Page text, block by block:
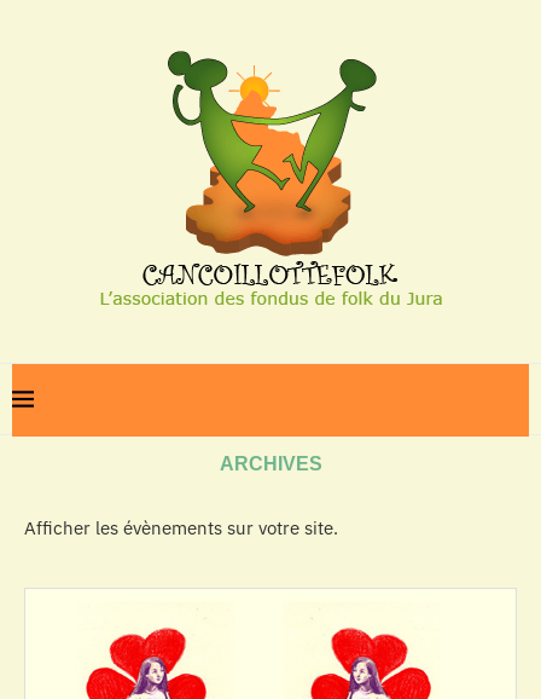
ARCHIVES
Afficher les évènements sur votre site.